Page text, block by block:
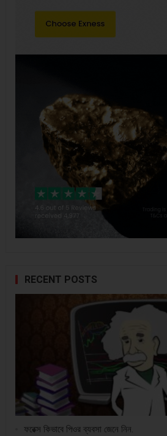
RECENT POSTS
ফরেক্স কিভাবে পিওর ব্যবসা জেনে নিন.